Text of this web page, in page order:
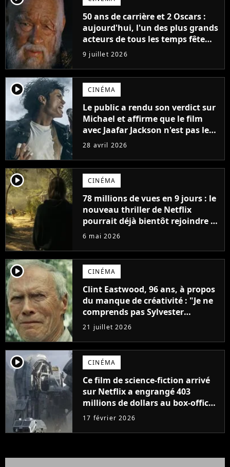
50 ans de carrière et 2 Oscars :
aujourd'hui, l'un des plus grands
acteurs de tous les temps fête
ses 70 ans
9 juillet 2026
player2 CINÉMA
Le public a rendu son verdict sur
Michael et affirme que le film
avec Jaafar Jackson n'est pas le
meilleur biopic musical de 2026.
28 avril 2026
player2 CINÉMA
78 millions de vues en 9 jours : le
nouveau thriller de Netflix
pourrait déjà bientôt rejoindre le
top 10 des films les plus vus de
6 mai 2026
player2 CINÉMA
Clint Eastwood, 96 ans, à propos
du manque de créativité : "Je ne
comprends pas Sylvester
Stallone. J'ai l'impression qu'il ne
fait ça que pour l'argent"
21 juillet 2026
player2 CINÉMA
Ce film de science-fiction arrivé
sur Netflix a engrangé 403
millions de dollars au box-office
et fait revivre l'une des sagas les
temps
17 février 2026